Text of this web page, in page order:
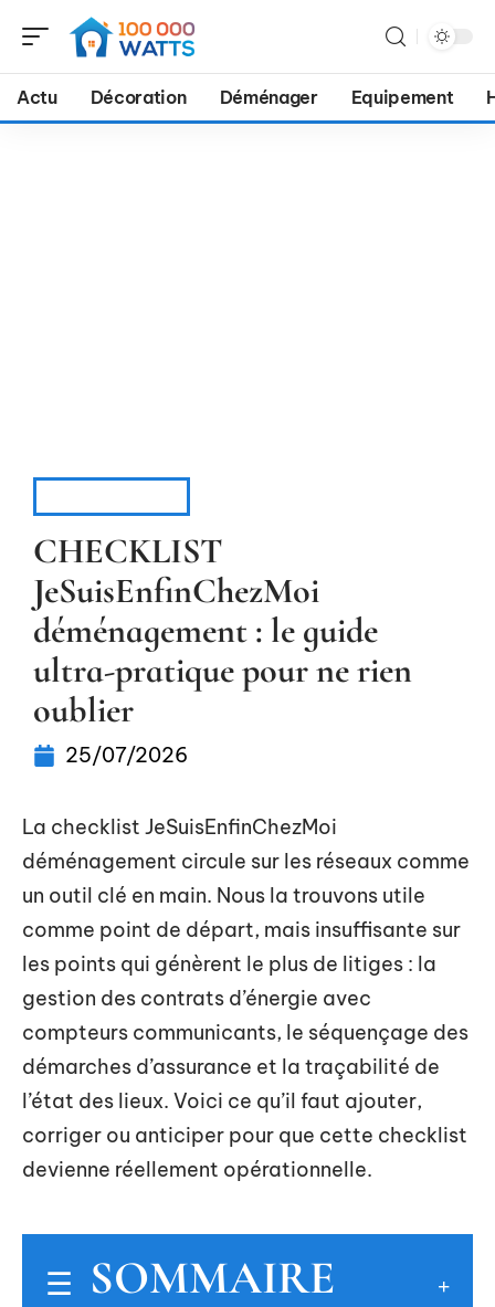
Actu Décoration Déménager Equipement
CHECKLIST
JeSuisEnfinChezMoi
déménagement : le guide
ultra-pratique pour ne rien
oublier
25/07/2026
La checklist JeSuisEnfinChezMoi
déménagement circule sur les réseaux comme
un outil clé en main. Nous la trouvons utile
comme point de départ, mais insuffisante sur
les points qui génèrent le plus de litiges : la
gestion des contrats d’énergie avec
compteurs communicants, le séquençage des
démarches d’assurance et la traçabilité de
l’état des lieux. Voici ce qu’il faut ajouter,
corriger ou anticiper pour que cette checklist
devienne réellement opérationnelle.
SOMMAIRE